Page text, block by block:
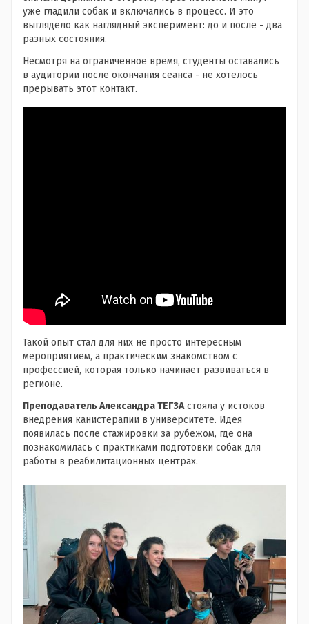
уже гладили собак и включались в процесс. И это
выглядело как наглядный эксперимент: до и после - два
разных состояния.
Несмотря на ограниченное время, студенты оставались
в аудитории после окончания сеанса - не хотелось
прерывать этот контакт.
Такой опыт стал для них не просто интересным
мероприятием, а практическим знакомством с
профессией, которая только начинает развиваться в
регионе.
Преподаватель Александра ТЕГЗАстояла у истоков
внедрения канистерапии в университете. Идея
появилась после стажировки за рубежом, где она
познакомилась с практиками подготовки собак для
работы в реабилитационных центрах.